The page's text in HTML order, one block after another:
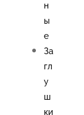
н
ы
е
За
гл
у
ш
ки